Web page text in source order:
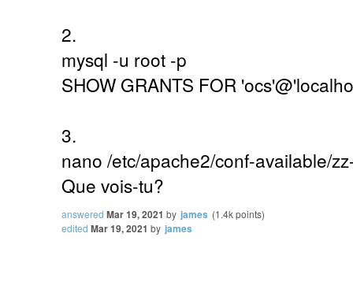
2.
mysql -u root -p
SHOW GRANTS FOR
3.
nano /etc/apache2/conf-available/
Que vois-tu?
answered Mar 19, 2021 by james (1.4kpoints)
edited Mar 19, 2021 by james